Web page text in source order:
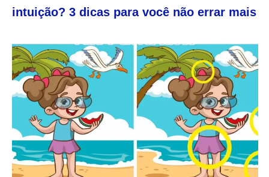
intuição? 3 dicas para você não errar mais